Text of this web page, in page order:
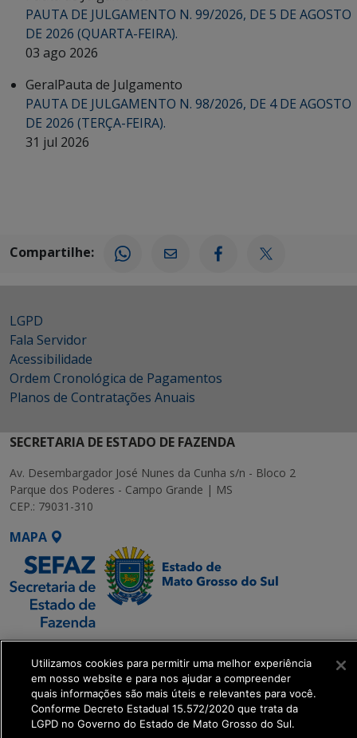
PAUTA DE JULGAMENTO N. 99/2026, DE 5 DE AGOSTO
DE 2026 (QUARTA-FEIRA).
03 ago 2026
GeralPauta de Julgamento
PAUTA DE JULGAMENTO N. 98/2026, DE 4 DE AGOSTO
DE 2026 (TERÇA-FEIRA).
31 jul 2026
Compartilhe:
LGPD
Fala Servidor
Acessibilidade
Ordem Cronológica de Pagamentos
Planos de Contratações Anuais
SECRETARIA DE ESTADO DE FAZENDA
Av. Desembargador José Nunes da Cunha s/n - Bloco 2
Parque dos Poderes - Campo Grande | MS
CEP.: 79031-310
MAPA
SETDIG | Secretaria-
Executiva de
Transformação Digital
get_footer();
Utilizamos cookies para permitir uma melhor experiência
em nosso website e para nos ajudar a compreender
quais informações são mais úteis e relevantes para você.
Conforme Decreto Estadual 15.572/2020 que trata da
LGPD no Governo do Estado de Mato Grosso do Sul.